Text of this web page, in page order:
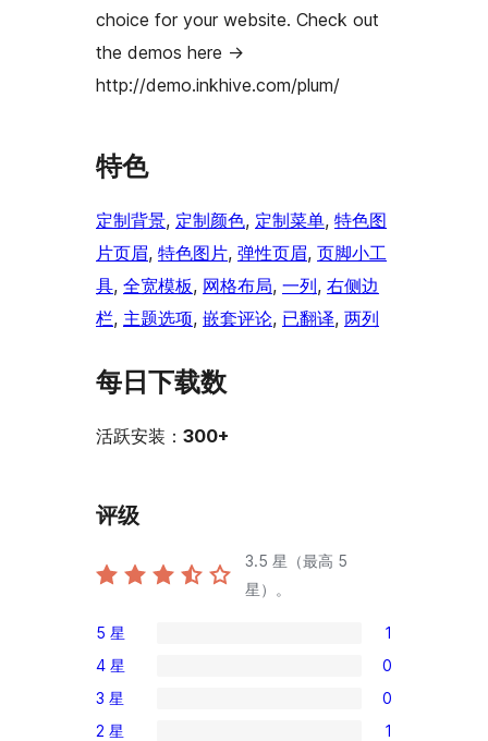
choice for your website. Check out
the demos here ->
http://demo.inkhive.com/plum/
特色
定制背景, 定制颜色, 定制菜单, 特色图
片页眉, 特色图片, 弹性页眉, 页脚小工
具, 全宽模板, 网格布局, 一列, 右侧边
栏, 主题选项, 嵌套评论, 已翻译, 两列
每日下载数
活跃安装： 300+
评级
3.5 星（最高 5
星）。
1
条
5
星
5 星 1
0
条
4
4 星 0
0
3 星 0
2 星 1